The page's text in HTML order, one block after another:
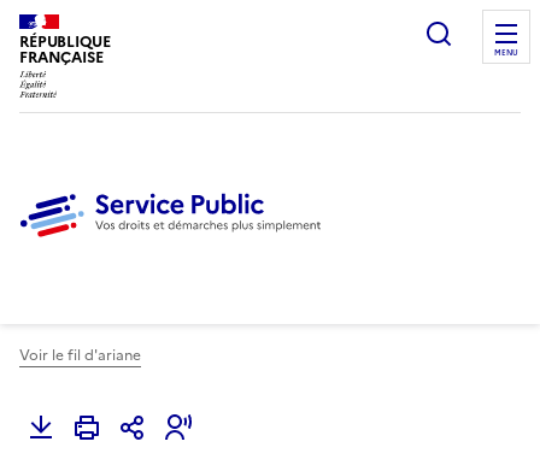
RÉPUBLIQUE
FRANÇAISE
Ouvrir
MENU
Voir le fil d'ariane